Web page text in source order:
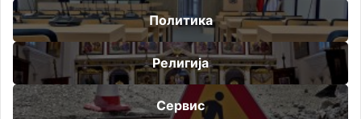
Политика
Религија
Сервис